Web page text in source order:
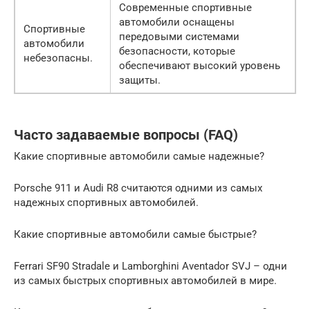
Спортивные
автомобили
небезопасны.
Современные спортивные
автомобили оснащены
передовыми системами
безопасности, которые
обеспечивают высокий уровень
защиты.
Часто задаваемые вопросы (FAQ)
Какие спортивные автомобили самые надежные?
Porsche 911 и Audi R8 считаются одними из самых
надежных спортивных автомобилей.
Какие спортивные автомобили самые быстрые?
Ferrari SF90 Stradale и Lamborghini Aventador SVJ – одни
из самых быстрых спортивных автомобилей в мире.